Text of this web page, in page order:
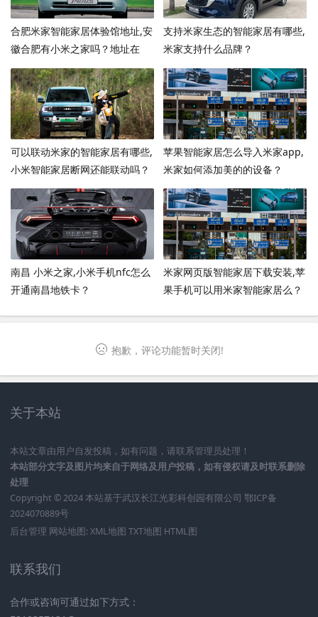
合肥米家智能家居体验馆地址,安
徽合肥有小米之家吗？地址在
哪？
支持米家生态的智能家居有哪些,
米家支持什么品牌？
可以联动米家的智能家居有哪些,
小米智能家居断网还能联动吗？
苹果智能家居怎么导入米家app,
米家如何添加美的的设备？
南昌 小米之家,小米手机nfc怎么
开通南昌地铁卡？
米家网页版智能家居下载安装,苹
果手机可以用米家智能家居么？
抱歉，评论功能暂时关闭!
关于本站
本站文章由用户自发投稿，如有问题，请联系管理员处理！
本站部分文字及图片均来自于网络及用户投稿，如有侵权请及时联系删除
处理
Copyright © 2024 本站基于武汉长江光彩科创园有限公司 鄂ICP备
2024070889号
后台管理 网站地图: XML地图 TXT地图 HTML图
联系我们
合作或咨询可通过如下方式：